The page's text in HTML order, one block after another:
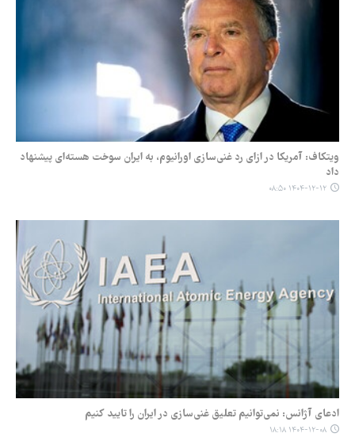
ویتکاف: آمریکا در ازای رد غنی‌سازی اورانیوم، به ایران سوخت هسته‌ای پیشنهاد
داد
۱۴۰۴-۱۲-۱۲ ۰۸:۵۰
ادعای آژانس: نمی‌توانیم تعلیق غنی‌سازی در ایران را تایید کنیم
۱۴۰۴-۱۲-۰۸ ۱۸:۱۸